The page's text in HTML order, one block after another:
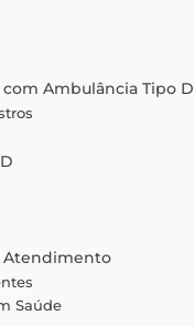
Ambulância Tipo D
Atendimento
Saúde